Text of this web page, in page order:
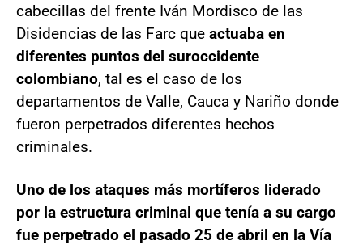
cabecillas del frente Iván Mordisco de las
Disidencias de las Farc que actuaba en
diferentes puntos del suroccidente
colombiano, tal es el caso de los
departamentos de Valle, Cauca y Nariño donde
fueron perpetrados diferentes hechos
criminales.
Uno de los ataques más mortíferos liderado
por la estructura criminal que tenía a su cargo
fue perpetrado el pasado 25 de abril en la Vía